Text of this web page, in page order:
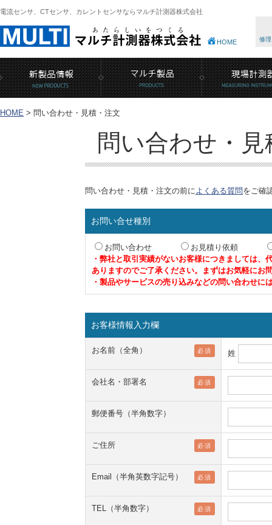
電流センサ、CTセンサ、カレントセンサならマルチ計測器株式会社
HOME 修
HOME > 問い合わせ・見積・注文
問い合わせ・
問い合わせ・見積・注文の前によくある質問をご確
お問い合せ種別
お問い合わせ
お見積り依頼
・弊社と取引実績がないお客様につきましては
ありますのでご了承ください。まずはお気軽にお
・製品やサービスの売り込みなどの問い合わせに
お客様情報入力欄
お名前（全角） 必須 姓
会社名・部署名 必須
郵便番号（半角数字）
ご住所 必須
Email（半角英数字記号） 必須
TEL（半角数字） 必須